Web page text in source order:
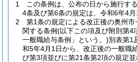
1
この条例は、公布の日から施行する
4条及び第6条の規定は、令和6年4月
2
第1条の規定による改正後の奥州
関する条例(以下この項及び附則第4
一般職給与条例」という。)別表第1
和5年4月1日から、改正後の一般職
び第3項並びに第21条第2項の規定